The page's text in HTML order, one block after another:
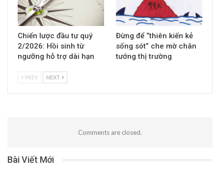
Chiến lược đầu tư quý
2/2026: Hồi sinh từ
ngưỡng hỗ trợ dài hạn
Đừng để “thiên kiến kẻ
sống sót” che mờ chân
tướng thị trường
PREV NEXT
Comments are closed.
Bài Viết Mới